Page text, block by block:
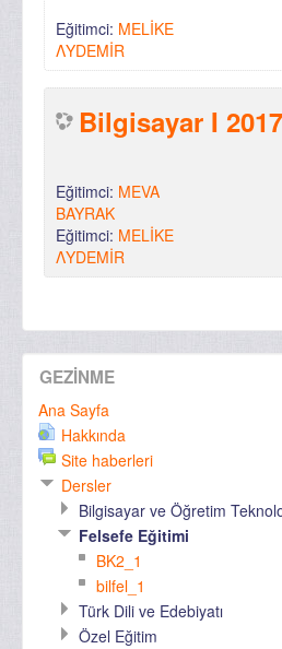
Eğitimci: MELİKE
ΛYDEMİR
Bilgisayar I
Eğitimci: MEVA
BAYRAK
Eğitimci: MELİKE
ΛYDEMİR
GEZINME
Ana Sayfa
Hakkında
Site haberleri
Dersler
Bilgisayar ve Öğretim
Felsefe Eğitimi
BK2_1
bilfel_1
Türk Dili ve Edebiyatı
Özel Eğitim